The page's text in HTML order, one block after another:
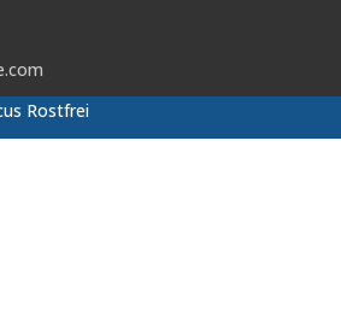
Rostfrei